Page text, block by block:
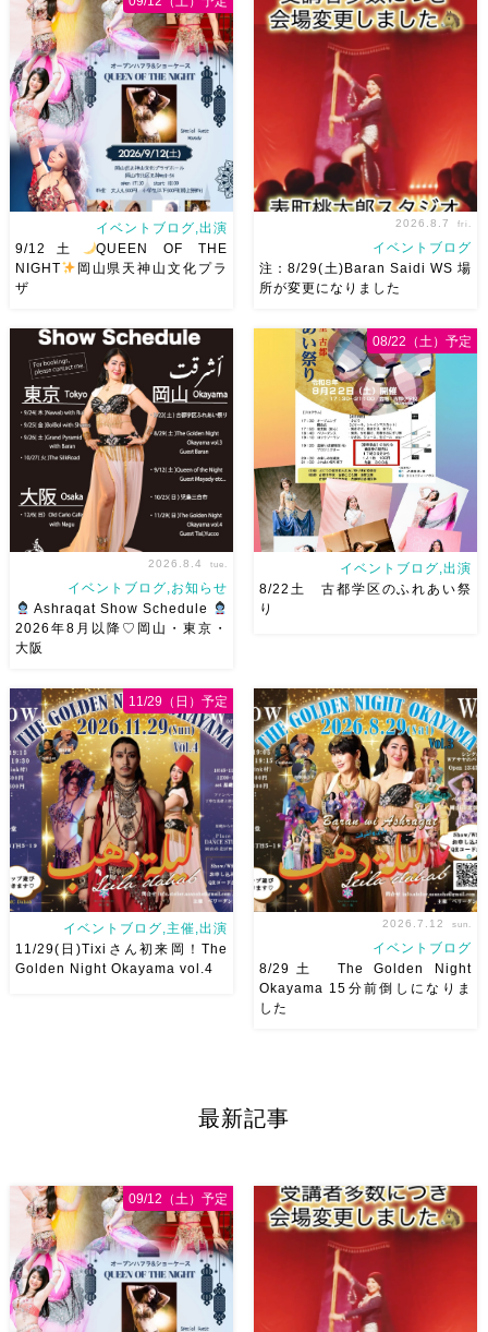
2026/9/12(土)Ricoさん主催
QUEEN OF THE NIGHT岡山
県天神山文化プラザ Guestに女
神 @mayadyorientaldance
さん
女神のオーラ浴びに行き
ましょー […]
イベントブログ,出演
9/12土
QUEEN OF THE
NIGHT
岡山県天神山文化プラ
ザ
8/29（土）Baran Saidi WSお
申し込み多数につき会場変更し
ました♡ 表町桃太郎スタジオ
岡山県岡山市 北区表町2丁目6-
64 4階 ショー会場から近いの
で、安心♡駅からもバスで天満
屋バスス […]
2026.8.7 fri.
イベントブログ
注：8/29(土)Baran Saidi WS 場
所が変更になりました
です♡皆様にお会いできますよ
うに
ご予約はメッセージく
ださい
お待ちしています
Ashraqat Show Schedule
岡山・8/22(土) […]
2026.8.4 tue.
イベントブログ,お知らせ
Ashraqat Show Schedule
2026年8月以降♡岡山・東京・
大阪
りにて踊らせていただきます♡
太鼓も叩くよー！私たちは
18:40頃から出演です屋台も出
てとても楽しいお祭りになりそ
う
私たちも踊った後は祭り
を楽しみます
遊びにいら
[…]
イベントブログ,出演
8/22土 古都学区のふれあい祭
り
08/22（土）予定
Show 】 Guest DancerTixi
イベントブログ,主催,出演
11/29(日)Tixiさん初来岡！The
Golden Night Okayama vol.4
11/29（日）予定
踊ってくれます♡ 東京から参
2026.7.12 sun.
イベントブログ
8/29土 The Golden Night
Okayama 15分前倒しになりま
した
最新記事
09/12（土）予定